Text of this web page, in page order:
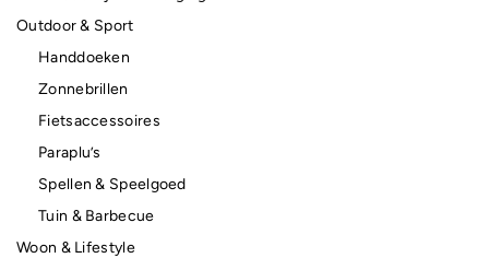
Outdoor & Sport
Handdoeken
Zonnebrillen
Fietsaccessoires
Paraplu’s
Spellen & Speelgoed
Tuin & Barbecue
Woon & Lifestyle